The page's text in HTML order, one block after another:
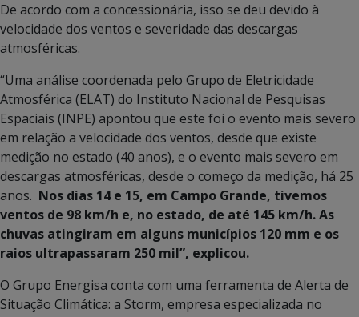
De acordo com a concessionária, isso se deu devido à
velocidade dos ventos e severidade das descargas
atmosféricas.
“Uma análise coordenada pelo Grupo de Eletricidade
Atmosférica (ELAT) do Instituto Nacional de Pesquisas
Espaciais (INPE) apontou que este foi o evento mais severo
em relação a velocidade dos ventos, desde que existe
medição no estado (40 anos), e o evento mais severo em
descargas atmosféricas, desde o começo da medição, há 25
anos. Nos dias 14 e 15, em Campo Grande, tivemos
ventos de 98 km/h e, no estado, de até 145 km/h. As
chuvas atingiram em alguns municípios 120 mm e os
raios ultrapassaram 250 mil”, explicou.
O Grupo Energisa conta com uma ferramenta de Alerta de
Situação Climática: a Storm, empresa especializada no